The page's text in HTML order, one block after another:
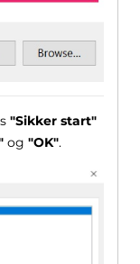
"Sikker start"
og "OK".